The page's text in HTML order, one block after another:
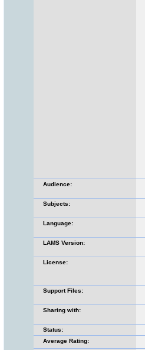
Audience:
Subjects:
Language:
LAMS Version:
License:
Support Files:
Sharing with:
Status:
Average Rating: